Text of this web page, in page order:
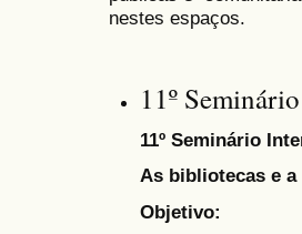
nestes espaços.
11º
11º Seminário
As bibliotecas e
Objetivo: